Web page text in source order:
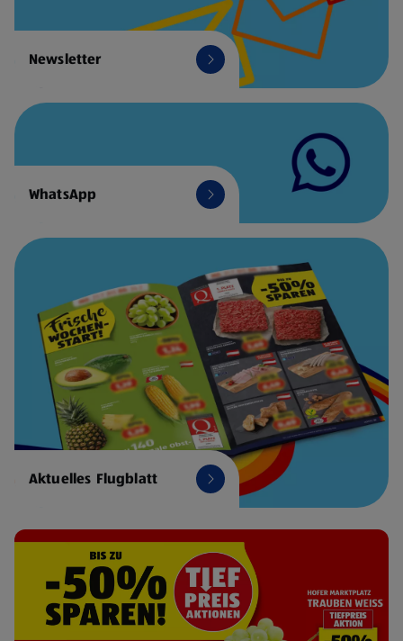
Newsletter
WhatsApp
Aktuelles Flugblatt